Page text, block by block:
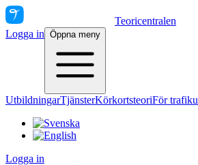
Teoricentralen
Logga in Öppna meny
UtbildningarTjänsterKörkortsteoriFör
Logga in